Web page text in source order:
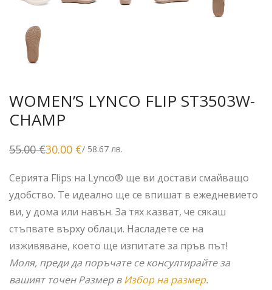
WOMEN’S LYNCO FLIP ST3503W-
CHAMP
55.00€
Original
55.00 €.
30.00 €
Текущата
30.00 €.
/ 58.67 лв.
Серията Flips на Lynco® ще ви достави смайващо
удобство. Те идеално ще се впишат в ежедневието
ви, у дома или навън. За тях казват, че сякаш
стъпвате върху облаци. Насладете се на
изживяване, което ще изпитате за пръв път!
Моля, преди да поръчате се консултирайте за
вашият точен Размер вИзбор на размер.